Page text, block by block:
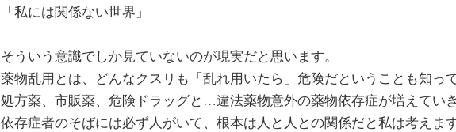
「私には関係ない世界」
そういう意識でしか見ていないのが現実だと思います。
薬物乱用とは、どんなクスリも「乱れ用いたら」危険だということも知っ
処方薬、市販薬、危険ドラッグと…違法薬物意外の薬物依存症が増えてい
依存症者のそばには必ず人がいて、根本は人と人との関係だと私は考えま